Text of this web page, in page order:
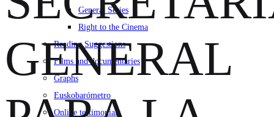
General Series
Right to the Cinema
Reading Suggestions
Films and documentaries
Graphs
Euskobarómetro
Online testimonials
GENERAL